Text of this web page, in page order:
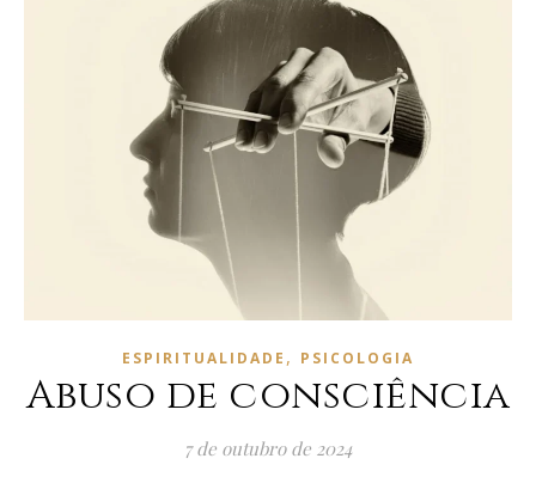
ESPIRITUALIDADE , PSICOLOGIA
Abuso de consciência
7 de outubro de 2024